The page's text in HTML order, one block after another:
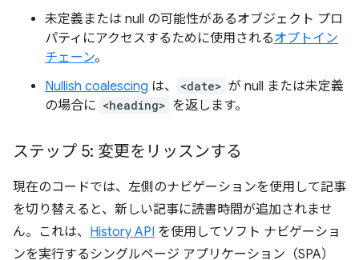
未定義または null の可能性があるオブジェクト プロ
パティにアクセスするために使用されるオプトイン
チェーン。
Nullish coalescing は、 <date> が null または未定義
の場合に <heading> を返します。
ステップ 5: 変更をリッスンする
現在のコードでは、左側のナビゲーションを使用して記事
を切り替えると、新しい記事に読書時間が追加されませ
ん。これは、 History API を使用してソフト ナビゲーショ
ンを実行するシングルページ アプリケーション（SPA）